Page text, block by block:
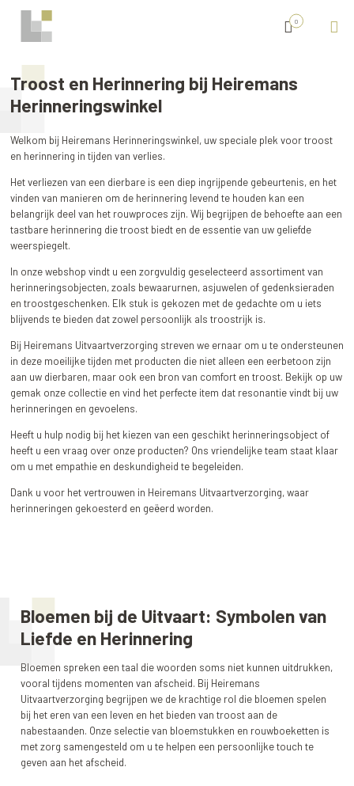
0
Troost en Herinnering bij Heiremans
Herinneringswinkel
Welkom bij Heiremans Herinneringswinkel, uw speciale plek voor troost
en herinnering in tijden van verlies.
Het verliezen van een dierbare is een diep ingrijpende gebeurtenis, en het
vinden van manieren om de herinnering levend te houden kan een
belangrijk deel van het rouwproces zijn. Wij begrijpen de behoefte aan een
tastbare herinnering die troost biedt en de essentie van uw geliefde
weerspiegelt.
In onze webshop vindt u een zorgvuldig geselecteerd assortiment van
herinneringsobjecten, zoals bewaarurnen, asjuwelen of gedenksieraden
en troostgeschenken. Elk stuk is gekozen met de gedachte om u iets
blijvends te bieden dat zowel persoonlijk als troostrijk is.
Bij Heiremans Uitvaartverzorging streven we ernaar om u te ondersteunen
in deze moeilijke tijden met producten die niet alleen een eerbetoon zijn
aan uw dierbaren, maar ook een bron van comfort en troost. Bekijk op uw
gemak onze collectie en vind het perfecte item dat resonantie vindt bij uw
herinneringen en gevoelens.
Heeft u hulp nodig bij het kiezen van een geschikt herinneringsobject of
heeft u een vraag over onze producten? Ons vriendelijke team staat klaar
om u met empathie en deskundigheid te begeleiden.
Dank u voor het vertrouwen in Heiremans Uitvaartverzorging, waar
herinneringen gekoesterd en geëerd worden.
Bloemen bij de Uitvaart: Symbolen van
Liefde en Herinnering
Bloemen spreken een taal die woorden soms niet kunnen uitdrukken,
vooral tijdens momenten van afscheid. Bij Heiremans
Uitvaartverzorging begrijpen we de krachtige rol die bloemen spelen
bij het eren van een leven en het bieden van troost aan de
nabestaanden. Onze selectie van bloemstukken en rouwboeketten is
met zorg samengesteld om u te helpen een persoonlijke touch te
geven aan het afscheid.